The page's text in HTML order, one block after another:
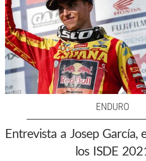
ENDURO
Entrevista a Josep García,
los ISDE